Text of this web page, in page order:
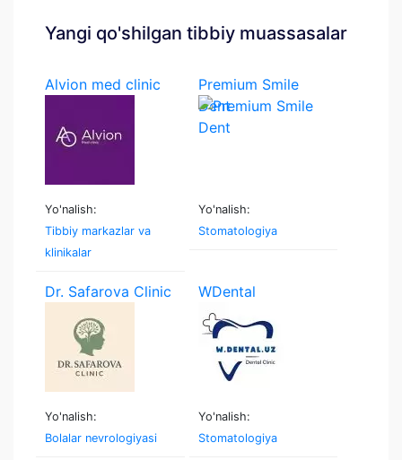
Yangi qo'shilgan tibbiy muassasalar
Alvion med clinic
Yo'nalish:
Tibbiy markazlar va
klinikalar
Premium Smile
Dent
Yo'nalish:
Stomatologiya
Dr. Safarova Clinic
Yo'nalish:
Bolalar nevrologiyasi
WDental
Yo'nalish:
Stomatologiya